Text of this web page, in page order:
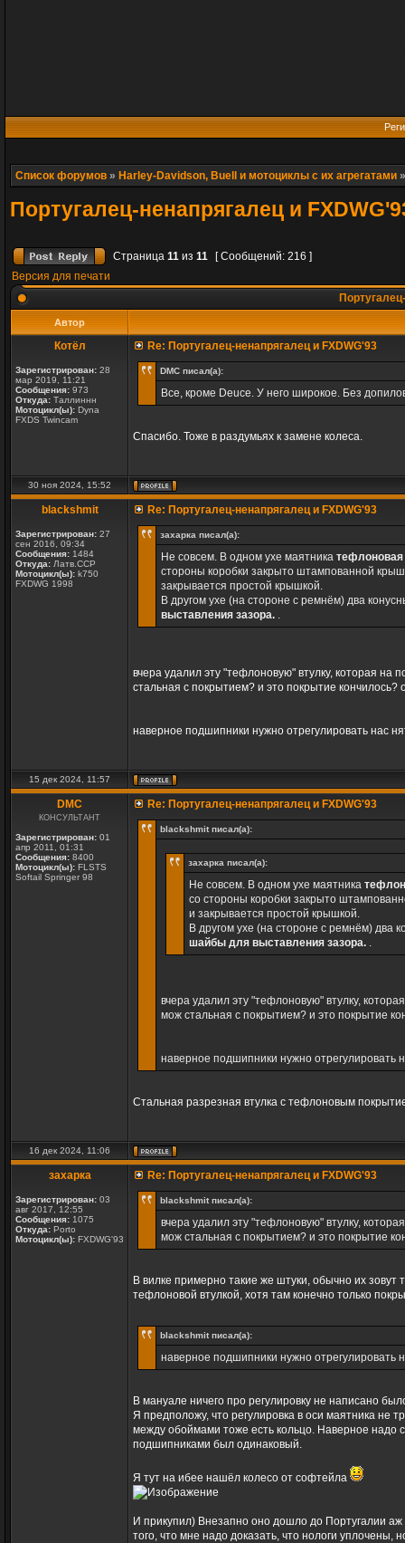
Список форумов » Harley-Davidson, Buell и мотоциклы с их агрегатами
Португалец-ненапрягалец и
Страница 11 из 11
[ Сообщений: 216 ]
Версия для печати
Автор
Котёл
Зарегистрирован: 28
мар 2019, 11:21
Сообщения: 973
Откуда: Таллиннн
Мотоцикл(ы): Dyna
FXDS Twincam
Re: Португалец-ненапрягалец и FXDWG'93
DMC писал(а):
Все, кроме Deuce. У него широкое. Без
Спасибо. Тоже в раздумьях к замене колеса.
30 ноя 2024, 15:52
blackshmit
Зарегистрирован: 27
сен 2016, 09:34
Сообщения: 1484
Откуда: Латв.ССР
Мотоцикл(ы): k750
FXDWG 1998
Re: Португалец-ненапрягалец и FXDWG'93
захарка писал(а):
Не совсем. В одном ухе маятника тефлоновая
стороны коробки закрыто штампованной
закрывается простой крышкой.
В другом ухе (на стороне с ремнём) два
выставления зазора. .
вчера удалил эту "тефлоновую" втулку, которая на
стальная с покрытием? и это покрытие кончилось?
наверное подшипники нужно отрегулировать нас
15 дек 2024, 11:57
DMC
КОНСУЛЬТАНТ
Зарегистрирован: 01
апр 2011, 01:31
Сообщения: 8400
Мотоцикл(ы): FLSTS
Softail Springer 98
Re: Португалец-ненапрягалец и FXDWG'93
blackshmit писал(а):
захарка писал(а):
Не совсем. В одном ухе маятника
со стороны коробки закрыто
и закрывается простой крышкой.
В другом ухе (на стороне с ремнём) два
шайбы для выставления зазора. .
вчера удалил эту "тефлоновую" втулку,
мож стальная с покрытием? и это покрытие
наверное подшипники нужно отрегулировать
Стальная разрезная втулка с тефлоновым
16 дек 2024, 11:06
захарка
Зарегистрирован: 03
авг 2017, 12:55
Сообщения: 1075
Откуда: Porto
Мотоцикл(ы): FXDWG'93
Re: Португалец-ненапрягалец и FXDWG'93
blackshmit писал(а):
вчера удалил эту "тефлоновую" втулку,
мож стальная с покрытием? и это покрытие
В вилке примерно такие же штуки, обычно их
тефлоновой втулкой, хотя там конечно только
blackshmit писал(а):
наверное подшипники нужно отрегулировать
В мануале ничего про регулировку не написано
Я предположу, что регулировка в оси маятника не
между обоймами тоже есть кольцо. Наверное надо
подшипниками был одинаковый.
Я тут на ибее нашёл колесо от софтейла
И прикупил) Внезапно оно дошло до Португалии
того, что мне надо доказать, что нологи уплочены,